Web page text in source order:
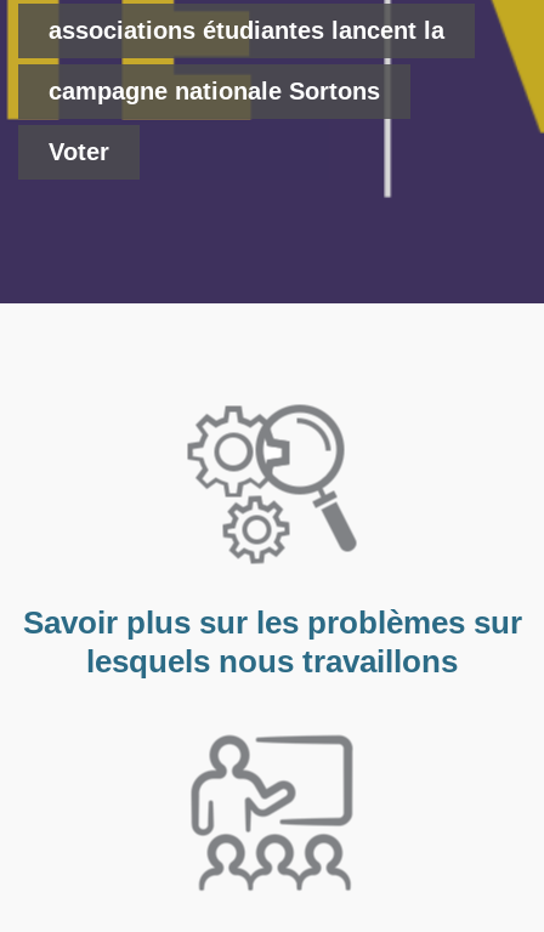
associations étudiantes lancent la
campagne nationale Sortons
Voter
Savoir plus sur les problèmes sur
lesquels nous travaillons